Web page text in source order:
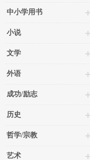
中小学用书
小说
文学
外语
成功/励志
历史
哲学/宗教
艺术